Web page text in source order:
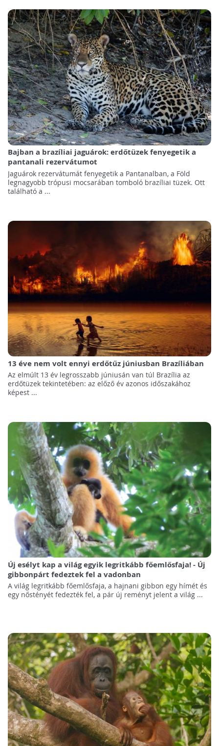
Bajban a brazíliai jaguárok: erdőtüzek fenyegetik a
pantanali rezervátumot
Jaguárok rezervátumát fenyegetik a Pantanalban, a Föld
legnagyobb trópusi mocsarában tomboló brazíliai tüzek. Ott
található a ...
13 éve nem volt ennyi erdőtűz júniusban Brazíliában
Az elmúlt 13 év legrosszabb júniusán van túl Brazília az
erdőtüzek tekintetében: az előző év azonos időszakához
képest ...
Új esélyt kap a világ egyik legritkább főemlősfaja! - Új
gibbonpárt fedeztek fel a vadonban
A világ legritkább főemlősfaja, a hajnani gibbon egy hímét és
egy nőstényét fedezték fel, a pár új reményt jelent a világ ...